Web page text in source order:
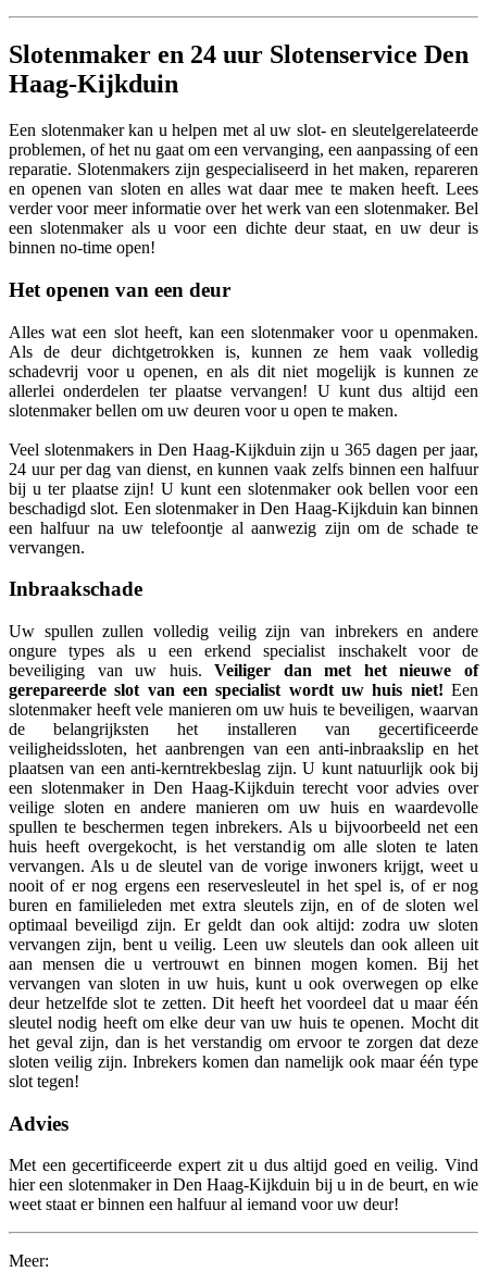
Slotenmaker en 24 uur Slotenservice Den
Haag-Kijkduin
Een slotenmaker kan u helpen met al uw slot- en sleutelgerelateerde
problemen, of het nu gaat om een vervanging, een aanpassing of een
reparatie. Slotenmakers zijn gespecialiseerd in het maken, repareren
en openen van sloten en alles wat daar mee te maken heeft. Lees
verder voor meer informatie over het werk van een slotenmaker. Bel
een slotenmaker als u voor een dichte deur staat, en uw deur is
binnen no-time open!
Het openen van een deur
Alles wat een slot heeft, kan een slotenmaker voor u openmaken.
Als de deur dichtgetrokken is, kunnen ze hem vaak volledig
schadevrij voor u openen, en als dit niet mogelijk is kunnen ze
allerlei onderdelen ter plaatse vervangen! U kunt dus altijd een
slotenmaker bellen om uw deuren voor u open te maken.
Veel slotenmakers in Den Haag-Kijkduin zijn u 365 dagen per jaar,
24 uur per dag van dienst, en kunnen vaak zelfs binnen een halfuur
bij u ter plaatse zijn! U kunt een slotenmaker ook bellen voor een
beschadigd slot. Een slotenmaker in Den Haag-Kijkduin kan binnen
een halfuur na uw telefoontje al aanwezig zijn om de schade te
vervangen.
Inbraakschade
Uw spullen zullen volledig veilig zijn van inbrekers en andere
ongure types als u een erkend specialist inschakelt voor de
beveiliging van uw huis. Veiliger dan met het nieuwe of
gerepareerde slot van een specialist wordt uw huis niet! Een
slotenmaker heeft vele manieren om uw huis te beveiligen, waarvan
de belangrijksten het installeren van gecertificeerde
veiligheidssloten, het aanbrengen van een anti-inbraakslip en het
plaatsen van een anti-kerntrekbeslag zijn. U kunt natuurlijk ook bij
een slotenmaker in Den Haag-Kijkduin terecht voor advies over
veilige sloten en andere manieren om uw huis en waardevolle
spullen te beschermen tegen inbrekers. Als u bijvoorbeeld net een
huis heeft overgekocht, is het verstandig om alle sloten te laten
vervangen. Als u de sleutel van de vorige inwoners krijgt, weet u
nooit of er nog ergens een reservesleutel in het spel is, of er nog
buren en familieleden met extra sleutels zijn, en of de sloten wel
optimaal beveiligd zijn. Er geldt dan ook altijd: zodra uw sloten
vervangen zijn, bent u veilig. Leen uw sleutels dan ook alleen uit
aan mensen die u vertrouwt en binnen mogen komen. Bij het
vervangen van sloten in uw huis, kunt u ook overwegen op elke
deur hetzelfde slot te zetten. Dit heeft het voordeel dat u maar één
sleutel nodig heeft om elke deur van uw huis te openen. Mocht dit
het geval zijn, dan is het verstandig om ervoor te zorgen dat deze
sloten veilig zijn. Inbrekers komen dan namelijk ook maar één type
slot tegen!
Advies
Met een gecertificeerde expert zit u dus altijd goed en veilig. Vind
hier een slotenmaker in Den Haag-Kijkduin bij u in de beurt, en wie
weet staat er binnen een halfuur al iemand voor uw deur!
Meer: